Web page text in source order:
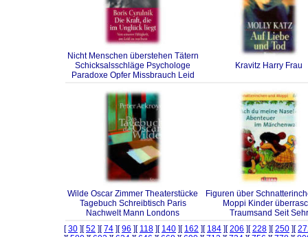
Nicht Menschen überstehen Tätern
Schicksalsschläge Psychologe
Paradoxe Opfer Missbrauch Leid
Kravitz Harry Frau
Wilde Oscar Zimmer Theaterstücke
Tagebuch Schreibtisch Paris
Nachwelt Mann Londons
Figuren über
Moppi Kinder
Traumsand Seit Sehr
[30 ][52 ][74 ][96 ][ 118 ][ 140 ][ 162 ][ 184 ][206 ][228 ][250 ][